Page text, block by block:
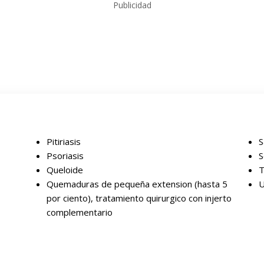
Publicidad
Pitiriasis
Psoriasis
Queloide
Quemaduras de pequeña extension (hasta 5
por ciento), tratamiento quirurgico con injerto
complementario